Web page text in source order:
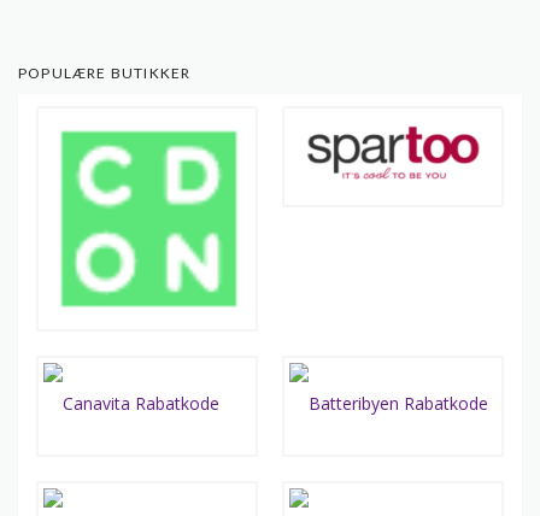
POPULÆRE BUTIKKER